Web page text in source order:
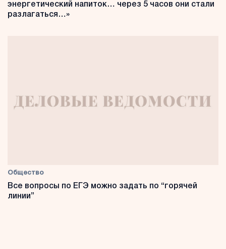
энергетический напиток… через 5 часов они стали
разлагаться…»
Общество
Все вопросы по ЕГЭ можно задать по “горячей
линии”